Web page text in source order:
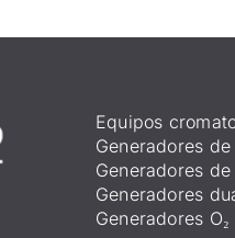
Equipos
Generadores de
Generadores de
Generadores
Generadores